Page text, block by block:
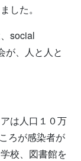
した。
social
が、人と人と
は人口１０万
ろが感染者が
校、図書館を